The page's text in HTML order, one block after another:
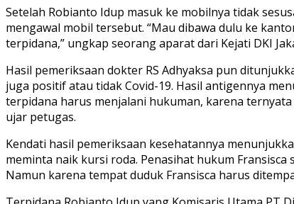
Setelah Robianto Idup masuk ke mobilnya tidak
mengawal mobil tersebut. “Mau dibawa dulu ke
terpidana,” ungkap seorang aparat dari Kejati DKI
Hasil pemeriksaan dokter RS Adhyaksa pun
juga positif atau tidak Covid-19. Hasil antigennya
terpidana harus menjalani hukuman, karena
ujar petugas.
Kendati hasil pemeriksaan kesehatannya
meminta naik kursi roda. Penasihat hukum
Namun karena tempat duduk Fransisca harus